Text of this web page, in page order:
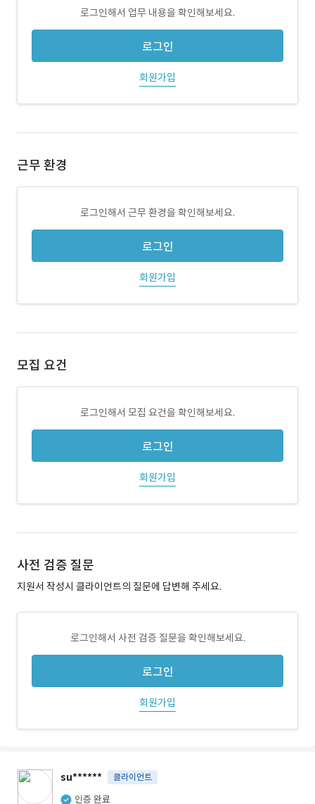
로그인해서 업무 내용을 확인해보세요.
로그인
회원가입
근무 환경
로그인해서 근무 환경을 확인해보세요.
로그인
회원가입
모집 요건
로그인해서 모집 요건을 확인해보세요.
로그인
회원가입
사전 검증 질문
지원서 작성시 클라이언트의 질문에 답변해 주세요.
로그인해서 사전 검증 질문을 확인해보세요.
로그인
회원가입
su****** 클라이언트
인증 완료